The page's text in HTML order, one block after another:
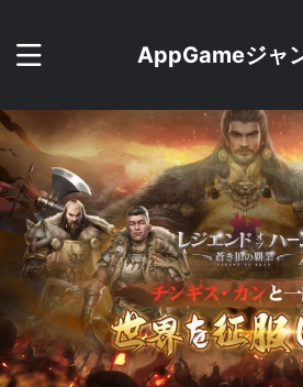
AppGameジャ